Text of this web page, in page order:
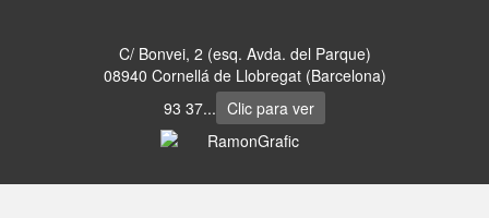
C/ Bonvei, 2 (esq. Avda. del Parque)
08940 Cornellá de Llobregat (Barcelona)
93 37... Clic para ver